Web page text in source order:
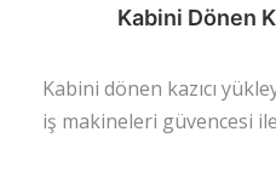
Kabini Dönen
Kabini dönen kazıcı
iş makineleri güvencesi